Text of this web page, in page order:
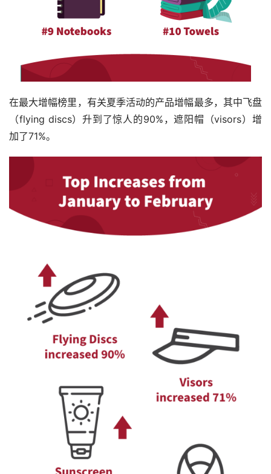
在最大增幅榜里，有关夏季活动的产品增幅最多，其中飞盘
（flying discs）升到了惊人的90%，遮阳帽（visors）增
加了71%。